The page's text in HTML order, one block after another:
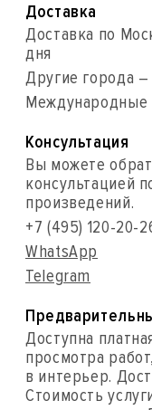
Доставка
Доставка по
дня
Другие города
Международные
Консультация
Вы можете
консультацией
произведений.
+7 (495) 120-20-
WhatsApp
Telegram
Доступна
просмотра
в интерьер.
Стоимость